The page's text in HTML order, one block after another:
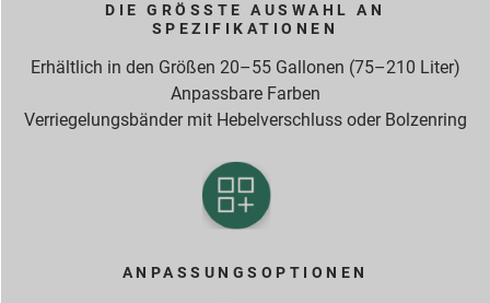
DIE GRÖSSTE AUSWAHL AN S
PEZIFIKATIONEN
Erhältlich in den Größen 20–55 Gallonen (75–210 Liter)
Anpassbare Farben
Verriegelungsbänder mit Hebelverschluss oder Bolzenring
ANPASSUNGSOPTIONEN